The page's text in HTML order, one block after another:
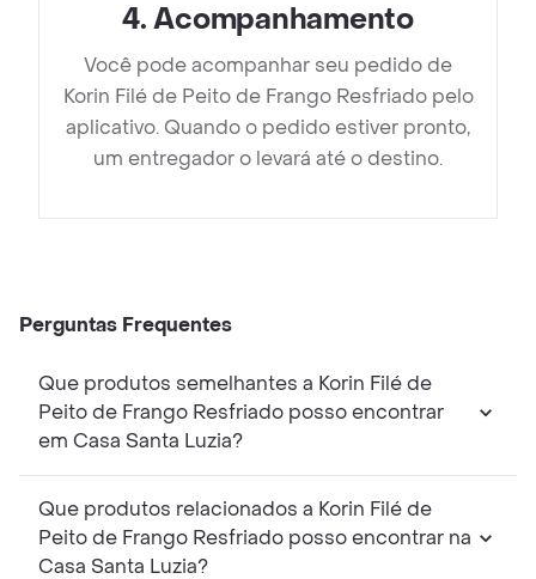
4.Acompanhamento
Você pode acompanhar seu pedido de
Korin Filé de Peito de Frango Resfriado pelo
aplicativo. Quando o pedido estiver pronto,
um entregador o levará até o destino.
Perguntas Frequentes
Que produtos semelhantes a Korin Filé de
Peito de Frango Resfriado posso encontrar
em Casa Santa Luzia?
Que produtos relacionados a Korin Filé de
Peito de Frango Resfriado posso encontrar na
Casa Santa Luzia?